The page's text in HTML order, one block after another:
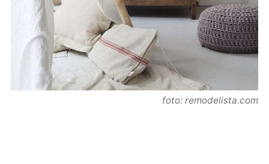
foto: remodelista.com